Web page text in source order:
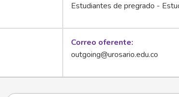
Estudiantes de pregrado -
Correo oferente
outgoing@urosario.edu.co